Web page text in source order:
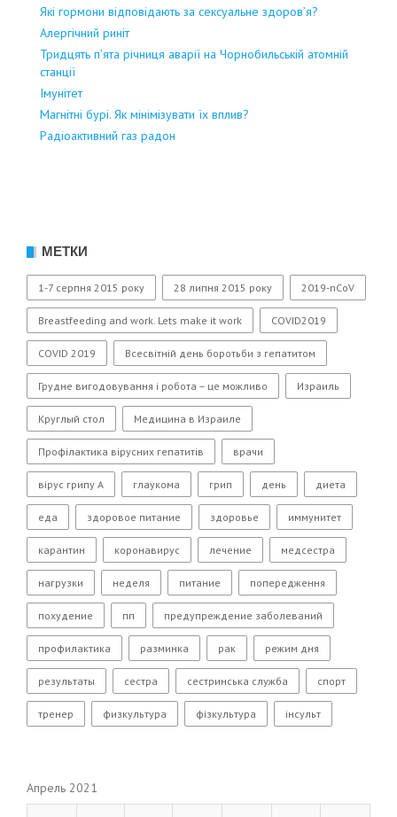
Які гормони відповідають за сексуальне здоров’я?
Алергічний риніт
Тридцять п’ята річниця аварії на Чорнобильській атомній
станції
Імунітет
Магнітні бурі. Як мінімізувати їх вплив?
Радіоактивний газ радон
МЕТКИ
1-7 серпня 2015 року 28 липня 2015 року 2019-nCoV
Breastfeeding and work. Lets make it work COVID2019
COVID 2019 Всесвітній день боротьби з гепатитом
Грудне вигодовування і робота – це можливо Израиль
Круглый стол Медицина в Израиле
Профілактика вірусних гепатитів врачи
вірус грипу А глаукома грип день диета
еда здоровое питание здоровье иммунитет
карантин коронавирус лечение медсестра
нагрузки неделя питание попередження
похудение пп предупреждение заболеваний
профилактика разминка рак режим дня
результаты сестра сестринська служба спорт
тренер физкультура фізкультура інсульт
Апрель 2021